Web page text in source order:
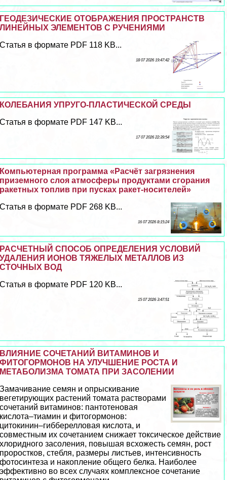
ГЕОДЕЗИЧЕСКИЕ ОТОБРАЖЕНИЯ ПРОСТРАНСТВ
ЛИНЕЙНЫХ ЭЛЕМЕНТОВ С РУЧЕНИЯМИ
Статья в формате PDF 118 KB...
18 07 2026 19:47:42
КОЛЕБАНИЯ УПРУГО-ПЛАСТИЧЕСКОЙ СРЕДЫ
Статья в формате PDF 147 KB...
17 07 2026 22:39:54
Компьютерная программа «Расчёт загрязнения
приземного слоя атмосферы продуктами сгорания
paкетных топлив при пусках paкет-носителей»
Статья в формате PDF 268 KB...
16 07 2026 8:15:24
РАСЧЕТНЫЙ СПОСОБ ОПРЕДЕЛЕНИЯ УСЛОВИЙ
УДАЛЕНИЯ ИОНОВ ТЯЖЕЛЫХ МЕТАЛЛОВ ИЗ
СТОЧНЫХ ВОД
Статья в формате PDF 120 KB...
15 07 2026 3:47:51
ВЛИЯНИЕ СОЧЕТАНИЙ ВИТАМИНОВ И
ФИТОГОРМОНОВ НА УЛУЧШЕНИЕ РОСТА И
МЕТАБОЛИЗМА ТОМАТА ПРИ ЗАСОЛЕНИИ
Замачивание семян и опрыскивание
вегетирующих растений томата растворами
сочетаний витаминов: пантотеновая
кислота–тиамин и фитогормонов:
цитокинин–гибберелловая кислота, и
совместным их сочетанием снижает токсическое действие
хлоридного засоления, повышая всхожесть семян, рост
проростков, стeбля, размеры листьев, интенсивность
фотосинтеза и накопление общего белка. Наиболее
эффективно во всех случаях комплексное сочетание